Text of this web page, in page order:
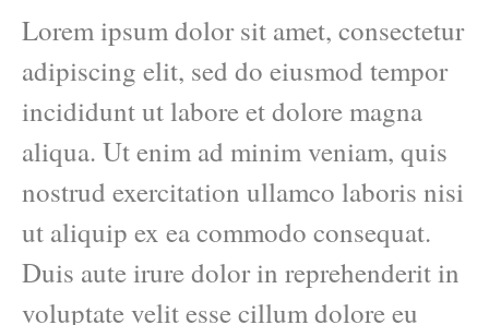
Lorem ipsum dolor sit amet, consectetur
adipiscing elit, sed do eiusmod tempor
incididunt ut labore et dolore magna
aliqua. Ut enim ad minim veniam, quis
nostrud exercitation ullamco laboris nisi
ut aliquip ex ea commodo consequat.
Duis aute irure dolor in reprehenderit in
voluptate velit esse cillum dolore eu